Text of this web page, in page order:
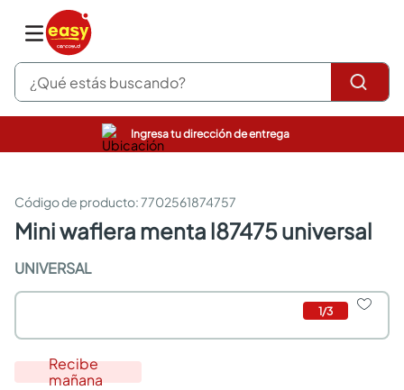
¿Qué estás buscando?
Ingresa tu dirección de entrega
:7702561874757
mini waflera menta l87475 universal
UNIVERSAL
1/3
Recibe
mañana
pinturas
sanitarios
comedor
pisos
armarios closet
neveras